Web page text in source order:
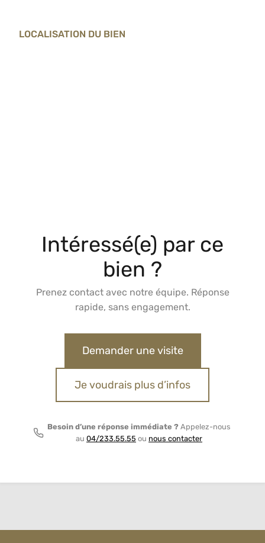
LOCALISATION DU BIEN
Intéressé(e) par ce
bien ?
Prenez contact avec notre équipe. Réponse
rapide, sans engagement.
Demander une visite
Je voudrais plus d’infos
Besoin d’une réponse immédiate ? Appelez-nous
au 04/233.55.55 ou nous contacter